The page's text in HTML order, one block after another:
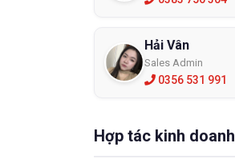
Hải Vân
Sales Admin
0356 531 991
Hợp tác kinh doanh